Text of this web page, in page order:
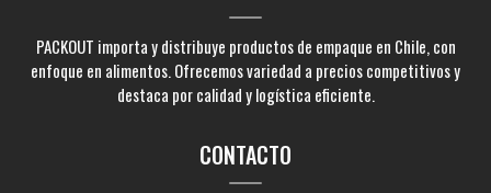
PACKOUT importa y distribuye productos de empaque en Chile, con
enfoque en alimentos. Ofrecemos variedad a precios competitivos y
destaca por calidad y logística eficiente.
CONTACTO